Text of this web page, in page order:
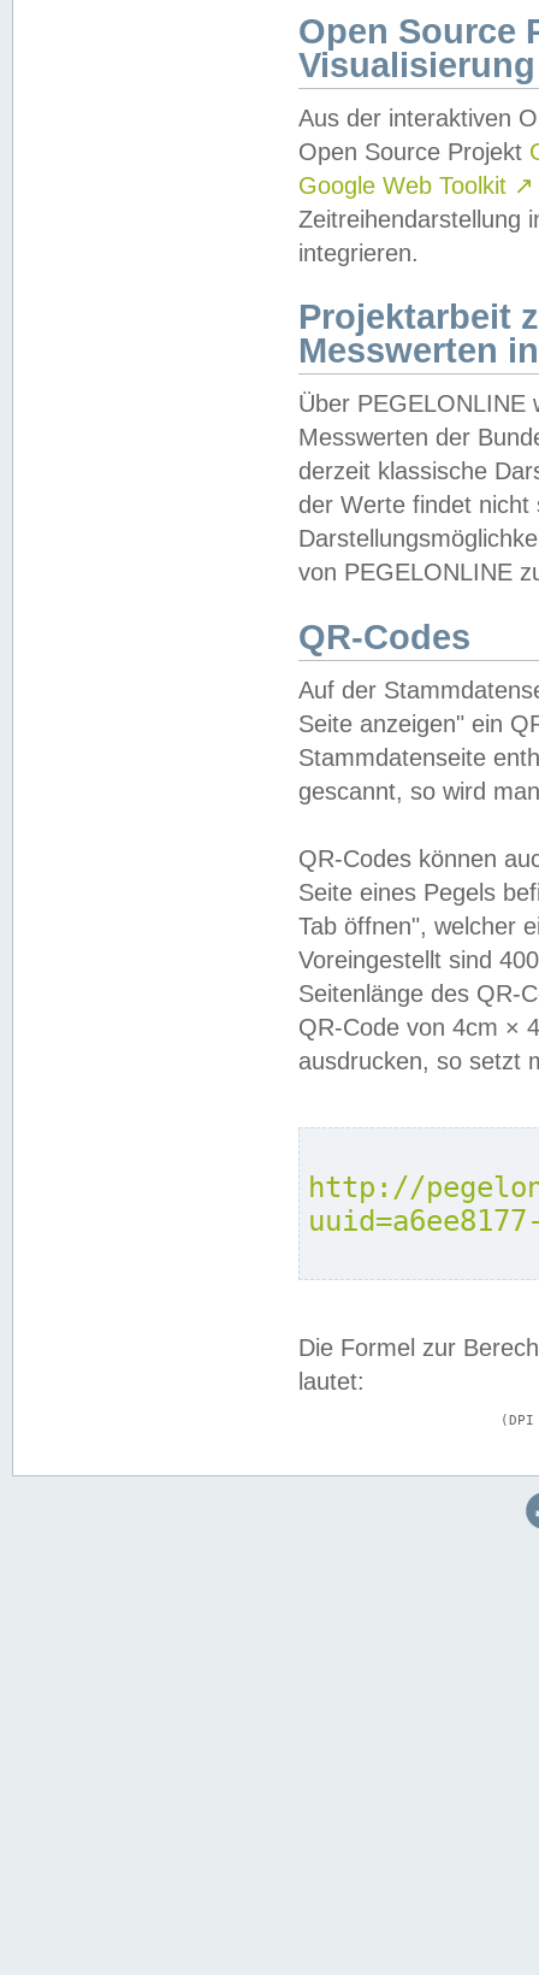
Open Source
Visualisierung
Aus der interaktiven
Open Source Projekt
Google Web Toolkit ↗
Zeitreihendarstellung
integrieren.
Projektarbeit
Messwerten
Über PEGELONLINE
Messwerten der
derzeit klassische
der Werte findet
von PEGELONLINE
QR-Codes
Auf der
Seite anzeigen" ein
Stammdatenseite
gescannt, so wird
QR-Codes können
Seite eines Pegels
Tab öffnen", welcher
Voreingestellt sind
Seitenlänge des QR-
QR-Code von 4cm ×
ausdrucken, so setzt
http://
Die Formel zur
lautet: